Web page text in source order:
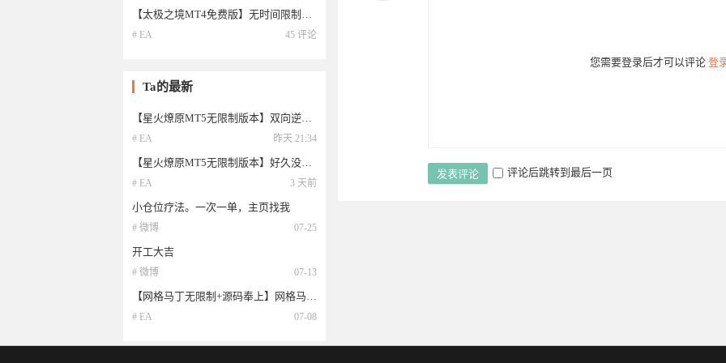
您需要登录后才可以评论 登
发表评论 评论后跳转到最后一页
【太极之境MT4免费版】无时间限制版。
# EA 45 评论
Ta的最新
【星火燎原MT5无限制版本】双向逆势加仓，好久没来了，拿去玩，MT5无限制版本，实战性极强
# EA 昨天 21:34
【星火燎原MT5无限制版本】好久没来了，拿去玩，MT5无限制版本，实战性极强
# EA 3 天前
小仓位疗法。一次一单，主页找我
# 微博 07-25
开工大吉
# 微博 07-13
【网格马丁无限制+源码奉上】网格马丁源码
# EA 07-08